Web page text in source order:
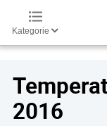
Kategorie
2016